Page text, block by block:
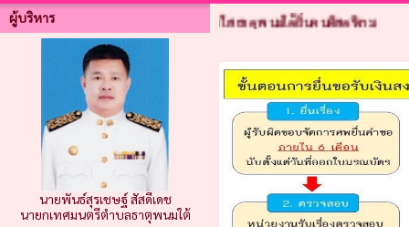
ผู้บริหาร
นายพันธ์สุรเชษฐ์ สัสดีเดช
นายกเทศมนตรีตำบลธาตุพนมใต้
กราบไหว้สิ่งศักดิ์สิทธิ์ ธรณิศนฤมิตน้ำใส ธาตุพนมใต้ถิ่นคนดีสตรีงาม